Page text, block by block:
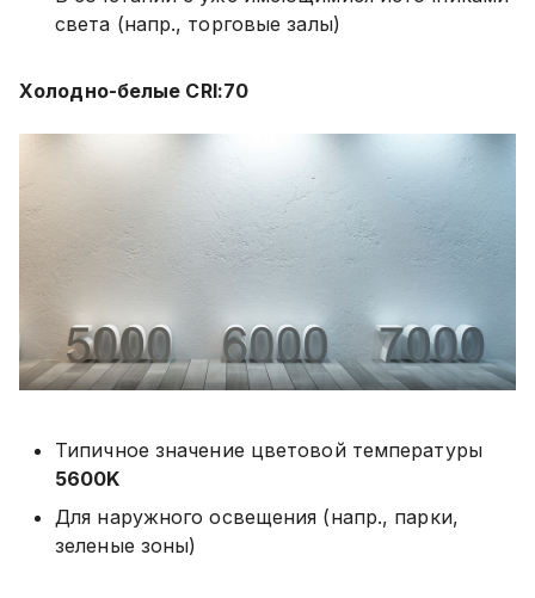
света (напр., торговые залы)
Холодно-белые CRI:70
Типичное значение цветовой температуры
5600K
Для наружного освещения (напр., парки,
зеленые зоны)